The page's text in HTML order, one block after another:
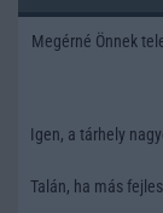
Megérné Önnek
Igen, a tárhely
Talán, ha más